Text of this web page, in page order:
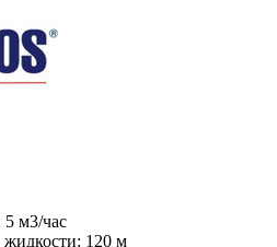
5 м3/час
120 м